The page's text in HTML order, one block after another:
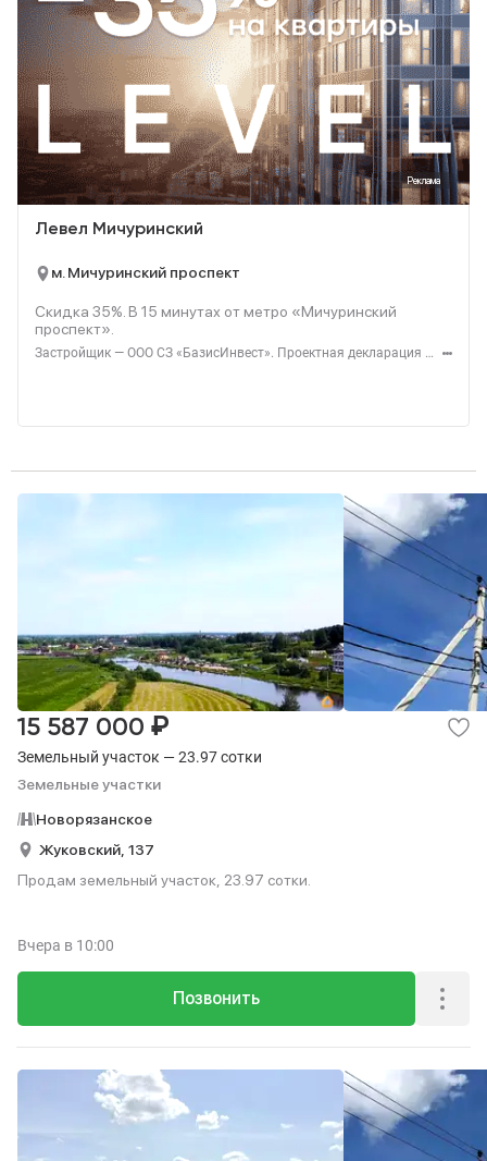
Реклама
Левел Мичуринский
м. Мичуринский проспект
Скидка 35%. В 15 минутах от метро «Мичуринский
проспект».
Застройщик — ООО СЗ «БазисИнвест». Проектная декларация — наш.дом.рф. Акция до 31.08.2026. Не оферта. Подробности — level.ru
Земельный участок — 23.97 сотки
Земельные участки
15 587 000 ₽
Новорязанское
Жуковский, 137
Продам земельный участок, 23.97 сотки.
Позвонить
Вчера в 10:00